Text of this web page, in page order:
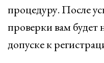
процедуру. После
проверки вам будет
допуске к